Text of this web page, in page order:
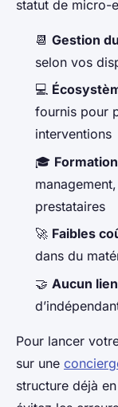
statut de micro-
📆 Gestion
selon vos
💻
fournis pour
interventions
🎓
prestataires
🚀 Faibles
dans du
🤝 Aucun
Pour lancer
sur une
structure déjà